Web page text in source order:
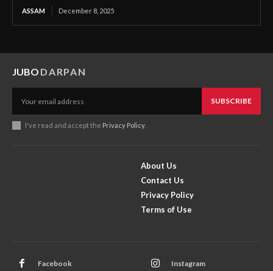
ASSAM December 8, 2025
JUBO DARPAN
SUBSCRIBE
I've read and accept the Privacy Policy.
About Us
Contact Us
Privacy Policy
Terms of Use
Facebook Instagram